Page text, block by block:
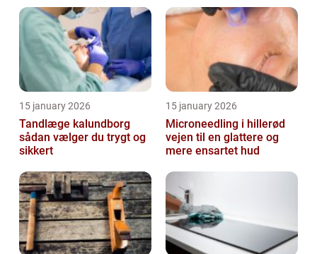
15 january 2026
Tandlæge kalundborg
sådan vælger du trygt og
sikkert
15 january 2026
Microneedling i hillerød
vejen til en glattere og
mere ensartet hud